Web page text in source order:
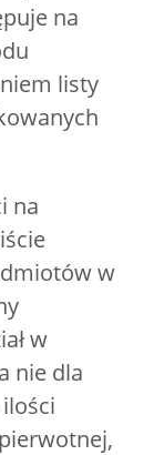
na
listy
na
w
w
nie dla